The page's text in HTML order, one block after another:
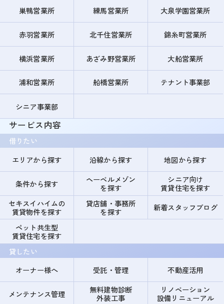
巣鴨営業所 練馬営業所 大泉学園営業所
赤羽営業所 北千住営業所 錦糸町営業所
横浜営業所 あざみ野営業所 大船営業所
浦和営業所 船橋営業所 テナント事業部
シニア事業部
サービス内容
借りたい
エリアから探す
沿線から探す 地図から探す
条件から探す
ヘーベルメゾン
を探す
シニア向け
賃貸住宅を探す
セキスイハイムの
賃貸物件を探す
貸店舗・事務所
を探す
新着スタッフブログ
ペット共生型
賃貸住宅を探す
貸したい
オーナー様へ
受託・管理 不動産活用
メンテナンス管理
無料建物診断
外装工事
リノベーション
設備リニューアル